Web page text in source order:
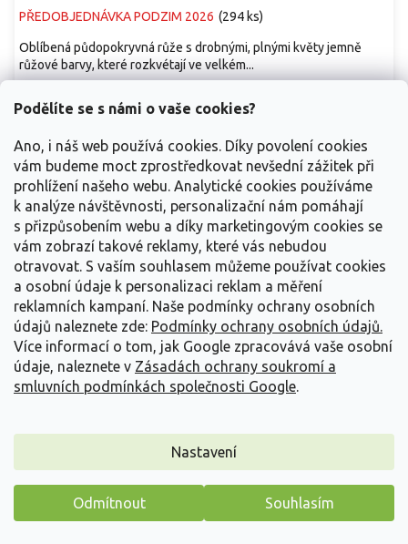
Podělíte se s námi o vaše cookies?
Ano, i náš web používá cookies. Díky povolení cookies
vám budeme moct zprostředkovat nevšední zážitek při
prohlížení našeho webu. Analytické cookies používáme
k analýze návštěvnosti, personalizační nám pomáhají
s přizpůsobením webu a díky marketingovým cookies se
vám zobrazí takové reklamy, které vás nebudou
otravovat. S vaším souhlasem můžeme používat cookies
a osobní údaje k personalizaci reklam a měření
reklamních kampaní. Naše podmínky ochrany osobních
údajů naleznete zde: Podmínky ochrany osobních údajů.
Více informací o tom, jak Google zpracovává vaše osobní
údaje, naleznete v Zásadách ochrany soukromí a
smluvních podmínkách společnosti Google.
Nastavení
Odmítnout Souhlasím
PŘEDOBJEDNÁVKA PODZIM 2026 (294 ks)
Oblíbená půdopokryvná růže s drobnými, plnými květy jemně
růžové barvy, které rozkvétají ve velkém...
PŘEDOBJEDNÁVKA PODZIM 2026 (46 ks)
Máme pro vás malý dárek